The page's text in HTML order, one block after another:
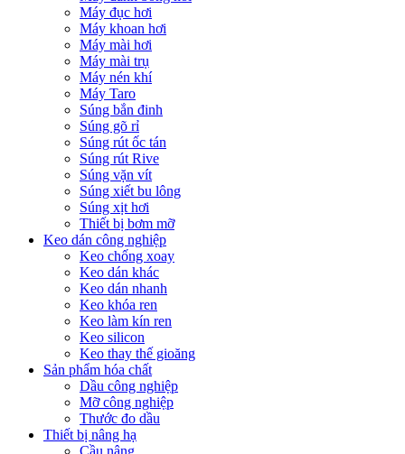
Máy đục hơi
Máy khoan hơi
Máy mài hơi
Máy mài trụ
Máy nén khí
Máy Taro
Súng bắn đinh
Súng gõ rỉ
Súng rút ốc tán
Súng rút Rive
Súng vặn vít
Súng xiết bu lông
Súng xịt hơi
Thiết bị bơm mỡ
Keo dán công nghiệp
Keo chống xoay
Keo dán khác
Keo dán nhanh
Keo khóa ren
Keo làm kín ren
Keo silicon
Keo thay thế gioăng
Sản phẩm hóa chất
Dầu công nghiệp
Mỡ công nghiệp
Thước đo dầu
Thiết bị nâng hạ
Cầu nâng